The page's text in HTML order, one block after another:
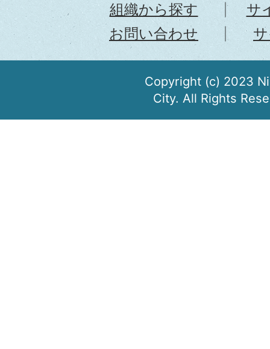
組織から探す
サ
お問い合わせ
Copyright (c) 2023
City. All Rights